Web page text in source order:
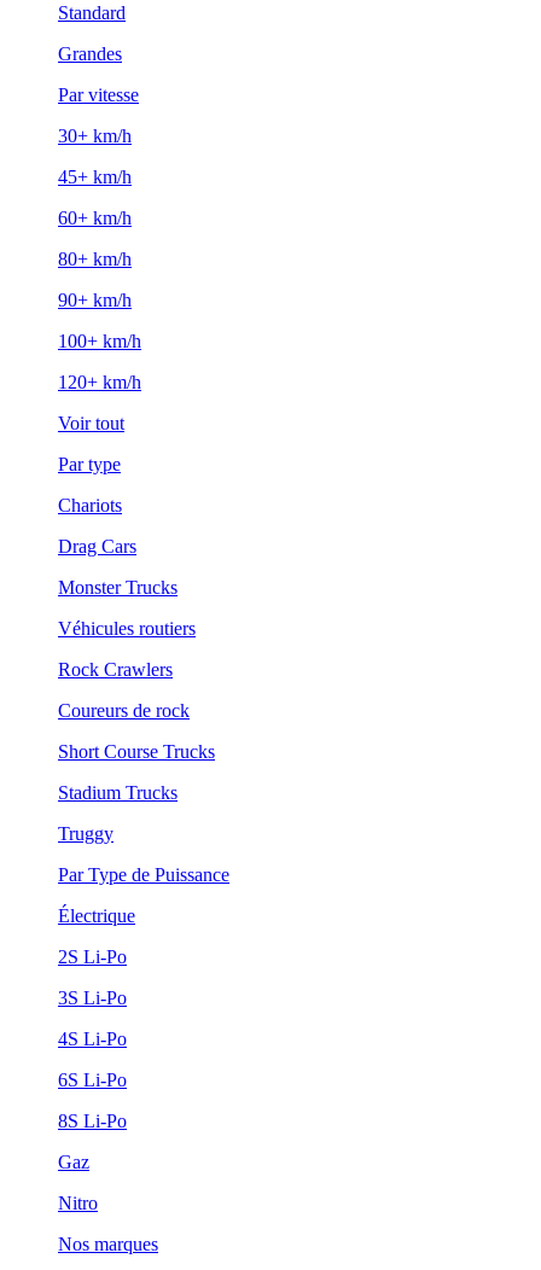
Standard
Grandes
Par vitesse
30+ km/h
45+ km/h
60+ km/h
80+ km/h
90+ km/h
100+ km/h
120+ km/h
Voir tout
Par type
Chariots
Drag Cars
Monster Trucks
Véhicules routiers
Rock Crawlers
Coureurs de rock
Short Course Trucks
Stadium Trucks
Truggy
Par Type de Puissance
Électrique
2S Li-Po
3S Li-Po
4S Li-Po
6S Li-Po
8S Li-Po
Gaz
Nitro
Nos marques